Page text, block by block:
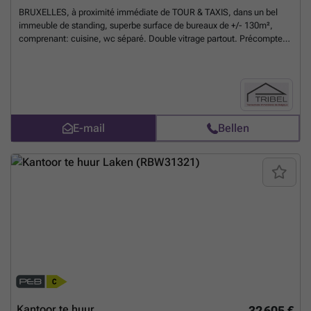
BRUXELLES, à proximité immédiate de TOUR & TAXIS, dans un bel
immeuble de standing, superbe surface de bureaux de +/- 130m²,
comprenant: cuisine, wc séparé. Double vitrage partout. Précompte
E-mail Bellen